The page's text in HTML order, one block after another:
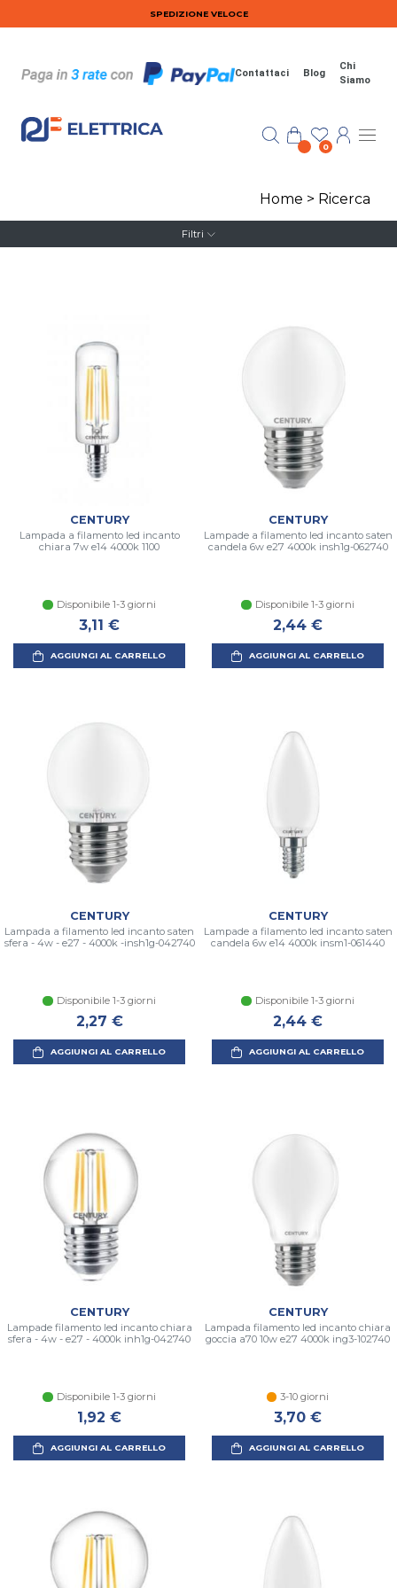
Salta al contenuto principaleSPEDIZIONE VELOCE
Contattaci Blog
Chi
Siamo
0
Home > Ricerca
Filtri
CENTURY
Lampada a filamento led incanto
chiara 7w e14 4000k 1100
Disponibile 1-3 giorni
3,11 €
AGGIUNGI AL CARRELLO
CENTURY
Lampade a filamento led incanto saten
candela 6w e27 4000k insh1g-062740
Disponibile 1-3 giorni
2,44 €
AGGIUNGI AL CARRELLO
CENTURY
Lampada a filamento led incanto saten
sfera - 4w - e27 - 4000k -insh1g-042740
Disponibile 1-3 giorni
2,27 €
AGGIUNGI AL CARRELLO
CENTURY
Lampade a filamento led incanto saten
candela 6w e14 4000k insm1-061440
Disponibile 1-3 giorni
2,44 €
AGGIUNGI AL CARRELLO
CENTURY
Lampade filamento led incanto chiara
sfera - 4w - e27 - 4000k inh1g-042740
Disponibile 1-3 giorni
1,92 €
AGGIUNGI AL CARRELLO
CENTURY
Lampada filamento led incanto chiara
goccia a70 10w e27 4000k ing3-102740
3-10 giorni
3,70 €
AGGIUNGI AL CARRELLO